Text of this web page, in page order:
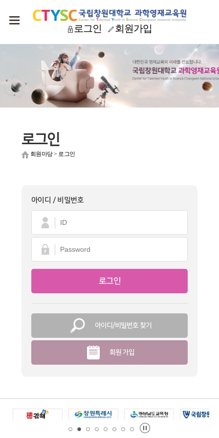
로그인 회원가입
로그인
회원마당> 로그인
아이디 / 비밀번호
아이디/비밀번호 찾기
회원 가입